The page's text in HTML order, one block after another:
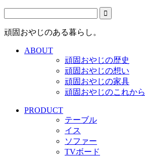
頑固おやじのある暮らし。
ABOUT
頑固おやじの歴史
頑固おやじの想い
頑固おやじの家具
頑固おやじのこれから
PRODUCT
テーブル
イス
ソファー
TVボード